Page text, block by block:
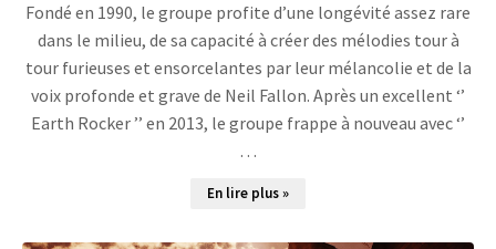
Fondé en 1990, le groupe profite d’une longévité assez rare
dans le milieu, de sa capacité à créer des mélodies tour à
tour furieuses et ensorcelantes par leur mélancolie et de la
voix profonde et grave de Neil Fallon. Après un excellent ‘’
Earth Rocker ’’ en 2013, le groupe frappe à nouveau avec ‘’
…
En lire plus »